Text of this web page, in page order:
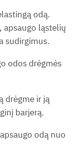
odą.
apsaugo ląstelių
sudirgimus.
odos drėgmės
drėgme ir ją
barjerą.
odą nuo